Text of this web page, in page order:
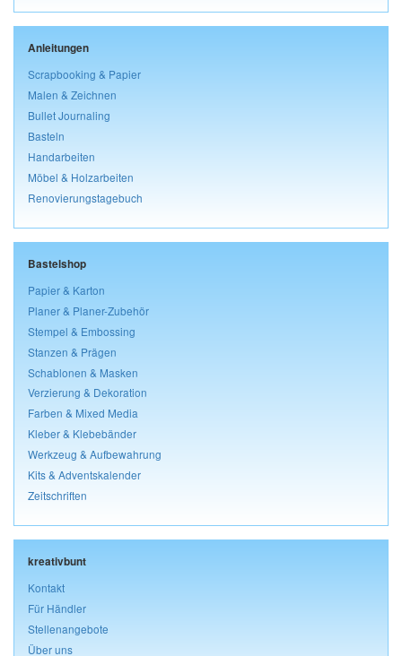
Anleitungen
Scrapbooking & Papier
Malen & Zeichnen
Bullet Journaling
Basteln
Handarbeiten
Möbel & Holzarbeiten
Renovierungstagebuch
Bastelshop
Papier & Karton
Planer & Planer-Zubehör
Stempel & Embossing
Stanzen & Prägen
Schablonen & Masken
Verzierung & Dekoration
Farben & Mixed Media
Kleber & Klebebänder
Werkzeug & Aufbewahrung
Kits & Adventskalender
Zeitschriften
kreativbunt
Kontakt
Für Händler
Stellenangebote
Über uns